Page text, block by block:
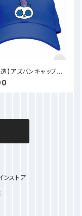
造】アズパンキャップ
間もらいます！
ストア